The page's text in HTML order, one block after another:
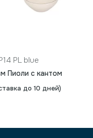
до 10 дней)
PL blue
Пиоли с кантом